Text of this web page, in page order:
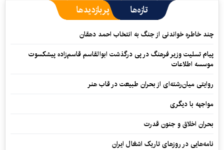
تازه‌ها پربازدیدها
چند خاطره خواندنی از جنگ به انتخاب احمد دهقان
پیام تسلیت وزیر فرهنگ در پی درگذشت ابوالقاسم قاسم‌زاده پیشکسوت
موسسه اطلاعات
روایتی میان‌رشته‌ای از بحران طبیعت در قاب هنر
مواجهه با دیگری
بحران اخلاق و جنون قدرت
نامه‌هایی در روزهای تاریک اشغال ایران